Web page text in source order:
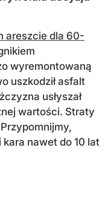
areszcie dla 60-
wyremontowaną
uszkodził asfalt
usłyszał
wartości. Straty
nawet do 10 lat